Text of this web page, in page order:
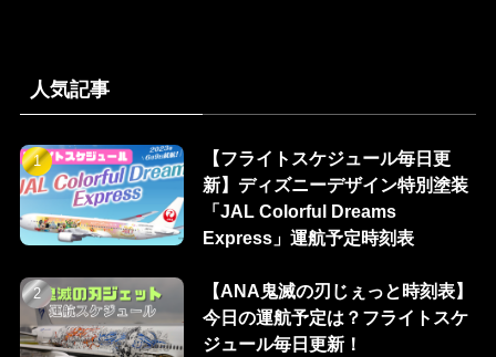
人気記事
【フライトスケジュール毎日更
新】ディズニーデザイン特別塗装
「JAL Colorful Dreams
Express」運航予定時刻表
【ANA鬼滅の刃じぇっと時刻表】
今日の運航予定は？フライトスケ
ジュール毎日更新！